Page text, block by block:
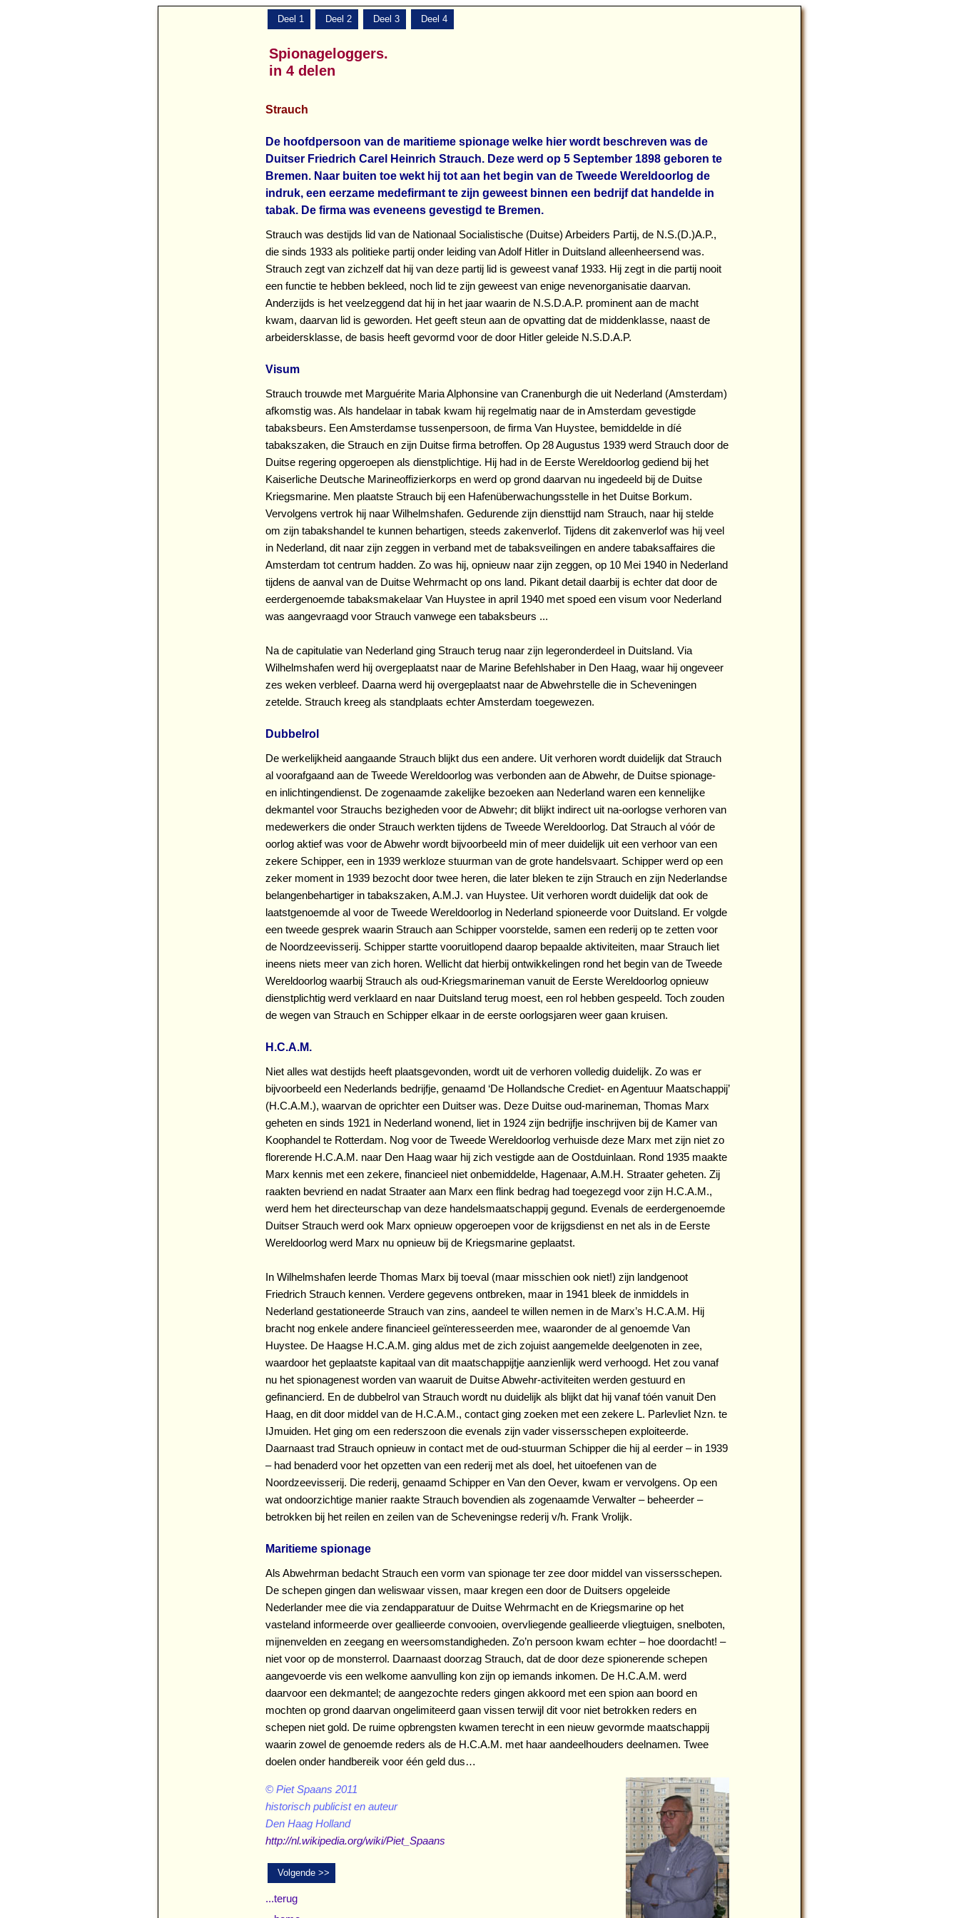
Deel 1 Deel 2 Deel 3 Deel 4
Spionageloggers.
in 4 delen
Strauch
De hoofdpersoon van de maritieme spionage welke hier wordt beschreven was de
Duitser Friedrich Carel Heinrich Strauch. Deze werd op 5 September 1898 geboren te
Bremen. Naar buiten toe wekt hij tot aan het begin van de Tweede Wereldoorlog de
indruk, een eerzame medefirmant te zijn geweest binnen een bedrijf dat handelde in
tabak. De firma was eveneens gevestigd te Bremen.
Strauch was destijds lid van de Nationaal Socialistische (Duitse) Arbeiders Partij, de N.S.(D.)A.P.,
die sinds 1933 als politieke partij onder leiding van Adolf Hitler in Duitsland alleenheersend was.
Strauch zegt van zichzelf dat hij van deze partij lid is geweest vanaf 1933. Hij zegt in die partij nooit
een functie te hebben bekleed, noch lid te zijn geweest van enige nevenorganisatie daarvan.
Anderzijds is het veelzeggend dat hij in het jaar waarin de N.S.D.A.P. prominent aan de macht
kwam, daarvan lid is geworden. Het geeft steun aan de opvatting dat de middenklasse, naast de
arbeidersklasse, de basis heeft gevormd voor de door Hitler geleide N.S.D.A.P.
Visum
Strauch trouwde met Marguérite Maria Alphonsine van Cranenburgh die uit Nederland (Amsterdam)
afkomstig was. Als handelaar in tabak kwam hij regelmatig naar de in Amsterdam gevestigde
tabaksbeurs. Een Amsterdamse tussenpersoon, de firma Van Huystee, bemiddelde in díé
tabakszaken, die Strauch en zijn Duitse firma betroffen. Op 28 Augustus 1939 werd Strauch door de
Duitse regering opgeroepen als dienstplichtige. Hij had in de Eerste Wereldoorlog gediend bij het
Kaiserliche Deutsche Marineoffizierkorps en werd op grond daarvan nu ingedeeld bij de Duitse
Kriegsmarine. Men plaatste Strauch bij een Hafenüberwachungsstelle in het Duitse Borkum.
Vervolgens vertrok hij naar Wilhelmshafen. Gedurende zijn diensttijd nam Strauch, naar hij stelde
om zijn tabakshandel te kunnen behartigen, steeds zakenverlof. Tijdens dit zakenverlof was hij veel
in Nederland, dit naar zijn zeggen in verband met de tabaksveilingen en andere tabaksaffaires die
Amsterdam tot centrum hadden. Zo was hij, opnieuw naar zijn zeggen, op 10 Mei 1940 in Nederland
tijdens de aanval van de Duitse Wehrmacht op ons land. Pikant detail daarbij is echter dat door de
eerdergenoemde tabaksmakelaar Van Huystee in april 1940 met spoed een visum voor Nederland
was aangevraagd voor Strauch vanwege een tabaksbeurs ...
Na de capitulatie van Nederland ging Strauch terug naar zijn legeronderdeel in Duitsland. Via
Wilhelmshafen werd hij overgeplaatst naar de Marine Befehlshaber in Den Haag, waar hij ongeveer
zes weken verbleef. Daarna werd hij overgeplaatst naar de Abwehrstelle die in Scheveningen
zetelde. Strauch kreeg als standplaats echter Amsterdam toegewezen.
Dubbelrol
De werkelijkheid aangaande Strauch blijkt dus een andere. Uit verhoren wordt duidelijk dat Strauch
al voorafgaand aan de Tweede Wereldoorlog was verbonden aan de Abwehr, de Duitse spionage-
en inlichtingendienst. De zogenaamde zakelijke bezoeken aan Nederland waren een kennelijke
dekmantel voor Strauchs bezigheden voor de Abwehr; dit blijkt indirect uit na-oorlogse verhoren van
medewerkers die onder Strauch werkten tijdens de Tweede Wereldoorlog. Dat Strauch al vóór de
oorlog aktief was voor de Abwehr wordt bijvoorbeeld min of meer duidelijk uit een verhoor van een
zekere Schipper, een in 1939 werkloze stuurman van de grote handelsvaart. Schipper werd op een
zeker moment in 1939 bezocht door twee heren, die later bleken te zijn Strauch en zijn Nederlandse
belangenbehartiger in tabakszaken, A.M.J. van Huystee. Uit verhoren wordt duidelijk dat ook de
laatstgenoemde al voor de Tweede Wereldoorlog in Nederland spioneerde voor Duitsland. Er volgde
een tweede gesprek waarin Strauch aan Schipper voorstelde, samen een rederij op te zetten voor
de Noordzeevisserij. Schipper startte vooruitlopend daarop bepaalde aktiviteiten, maar Strauch liet
ineens niets meer van zich horen. Wellicht dat hierbij ontwikkelingen rond het begin van de Tweede
Wereldoorlog waarbij Strauch als oud-Kriegsmarineman vanuit de Eerste Wereldoorlog opnieuw
dienstplichtig werd verklaard en naar Duitsland terug moest, een rol hebben gespeeld. Toch zouden
de wegen van Strauch en Schipper elkaar in de eerste oorlogsjaren weer gaan kruisen.
H.C.A.M.
Niet alles wat destijds heeft plaatsgevonden, wordt uit de verhoren volledig duidelijk. Zo was er
bijvoorbeeld een Nederlands bedrijfje, genaamd ‘De Hollandsche Crediet- en Agentuur Maatschappij’
(H.C.A.M.), waarvan de oprichter een Duitser was. Deze Duitse oud-marineman, Thomas Marx
geheten en sinds 1921 in Nederland wonend, liet in 1924 zijn bedrijfje inschrijven bij de Kamer van
Koophandel te Rotterdam. Nog voor de Tweede Wereldoorlog verhuisde deze Marx met zijn niet zo
florerende H.C.A.M. naar Den Haag waar hij zich vestigde aan de Oostduinlaan. Rond 1935 maakte
Marx kennis met een zekere, financieel niet onbemiddelde, Hagenaar, A.M.H. Straater geheten. Zij
raakten bevriend en nadat Straater aan Marx een flink bedrag had toegezegd voor zijn H.C.A.M.,
werd hem het directeurschap van deze handelsmaatschappij gegund. Evenals de eerdergenoemde
Duitser Strauch werd ook Marx opnieuw opgeroepen voor de krijgsdienst en net als in de Eerste
Wereldoorlog werd Marx nu opnieuw bij de Kriegsmarine geplaatst.
In Wilhelmshafen leerde Thomas Marx bij toeval (maar misschien ook niet!) zijn landgenoot
Friedrich Strauch kennen. Verdere gegevens ontbreken, maar in 1941 bleek de inmiddels in
Nederland gestationeerde Strauch van zins, aandeel te willen nemen in de Marx’s H.C.A.M. Hij
bracht nog enkele andere financieel geïnteresseerden mee, waaronder de al genoemde Van
Huystee. De Haagse H.C.A.M. ging aldus met de zich zojuist aangemelde deelgenoten in zee,
waardoor het geplaatste kapitaal van dit maatschappijtje aanzienlijk werd verhoogd. Het zou vanaf
nu het spionagenest worden van waaruit de Duitse Abwehr-activiteiten werden gestuurd en
gefinancierd. En de dubbelrol van Strauch wordt nu duidelijk als blijkt dat hij vanaf tóén vanuit Den
Haag, en dit door middel van de H.C.A.M., contact ging zoeken met een zekere L. Parlevliet Nzn. te
IJmuiden. Het ging om een rederszoon die evenals zijn vader vissersschepen exploiteerde.
Daarnaast trad Strauch opnieuw in contact met de oud-stuurman Schipper die hij al eerder – in 1939
– had benaderd voor het opzetten van een rederij met als doel, het uitoefenen van de
Noordzeevisserij. Die rederij, genaamd Schipper en Van den Oever, kwam er vervolgens. Op een
wat ondoorzichtige manier raakte Strauch bovendien als zogenaamde Verwalter – beheerder –
betrokken bij het reilen en zeilen van de Scheveningse rederij v/h. Frank Vrolijk.
Maritieme spionage
Als Abwehrman bedacht Strauch een vorm van spionage ter zee door middel van vissersschepen.
De schepen gingen dan weliswaar vissen, maar kregen een door de Duitsers opgeleide
Nederlander mee die via zendapparatuur de Duitse Wehrmacht en de Kriegsmarine op het
vasteland informeerde over geallieerde convooien, overvliegende geallieerde vliegtuigen, snelboten,
mijnenvelden en zeegang en weersomstandigheden. Zo’n persoon kwam echter – hoe doordacht! –
niet voor op de monsterrol. Daarnaast doorzag Strauch, dat de door deze spionerende schepen
aangevoerde vis een welkome aanvulling kon zijn op iemands inkomen. De H.C.A.M. werd
daarvoor een dekmantel; de aangezochte reders gingen akkoord met een spion aan boord en
mochten op grond daarvan ongelimiteerd gaan vissen terwijl dit voor niet betrokken reders en
schepen niet gold. De ruime opbrengsten kwamen terecht in een nieuw gevormde maatschappij
waarin zowel de genoemde reders als de H.C.A.M. met haar aandeelhouders deelnamen. Twee
© Piet Spaans 2011
historisch publicist en auteur
http://nl.wikipedia.org/wiki/Piet_Spaans
Volgende >>
...terug